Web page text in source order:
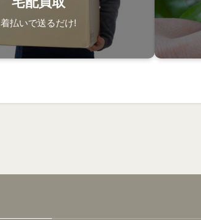
着払いで送るだけ!